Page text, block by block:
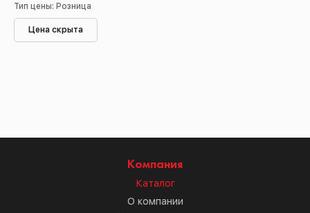
Тип цены: Розница
Цена скрыта
Компания
Каталог
О компании